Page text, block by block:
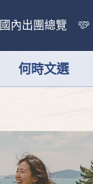
國內出團總覽
何時文選